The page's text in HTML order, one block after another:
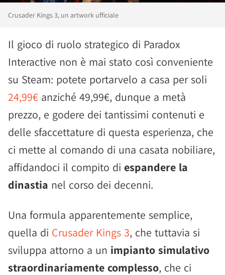
Crusader Kings 3, un artwork ufficiale
Il gioco di ruolo strategico di Paradox
Interactive non è mai stato così conveniente
su Steam: potete portarvelo a casa per soli
24,99€ anziché 49,99€, dunque a metà
prezzo, e godere dei tantissimi contenuti e
delle sfaccettature di questa esperienza, che
ci mette al comando di una casata nobiliare,
affidandoci il compito di espandere la
dinastia nel corso dei decenni.
Una formula apparentemente semplice,
quella di Crusader Kings 3, che tuttavia si
sviluppa attorno a un impianto simulativo
straordinariamente complesso, che ci